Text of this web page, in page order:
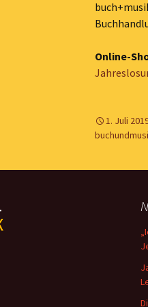
Online-
1. Juli